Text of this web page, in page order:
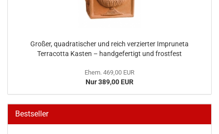
Großer, quadratischer und reich verzierter Impruneta
Terracotta Kasten – handgefertigt und frostfest
Ehem. 469,00 EUR
Nur 389,00 EUR
Bestseller